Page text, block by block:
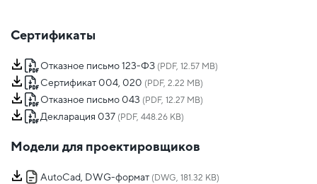
Сертификаты
Отказное письмо 123-ФЗ (PDF, 12.57 MB)
Сертификат 004, 020 (PDF, 2.22 MB)
Отказное письмо 043 (PDF, 12.27 MB)
Декларация 037 (PDF, 448.26 KB)
Модели для проектировщиков
AutoCad, DWG-формат (DWG, 181.32 KB)